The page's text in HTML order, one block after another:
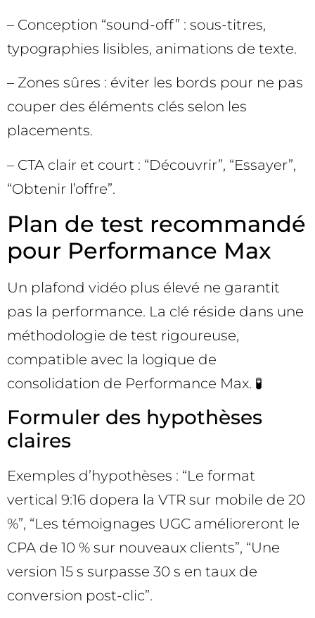
– Conception “sound-off” : sous-titres,
typographies lisibles, animations de texte.
– Zones sûres : éviter les bords pour ne pas
couper des éléments clés selon les
placements.
– CTA clair et court : “Découvrir”, “Essayer”,
“Obtenir l’offre”.
Plan de test recommandé
pour Performance Max
Un plafond vidéo plus élevé ne garantit
pas la performance. La clé réside dans une
méthodologie de test rigoureuse,
compatible avec la logique de
consolidation de Performance Max. 🧪
Formuler des hypothèses
claires
Exemples d’hypothèses : “Le format
vertical 9:16 dopera la VTR sur mobile de 20
%”, “Les témoignages UGC amélioreront le
CPA de 10 % sur nouveaux clients”, “Une
version 15 s surpasse 30 s en taux de
conversion post-clic”.